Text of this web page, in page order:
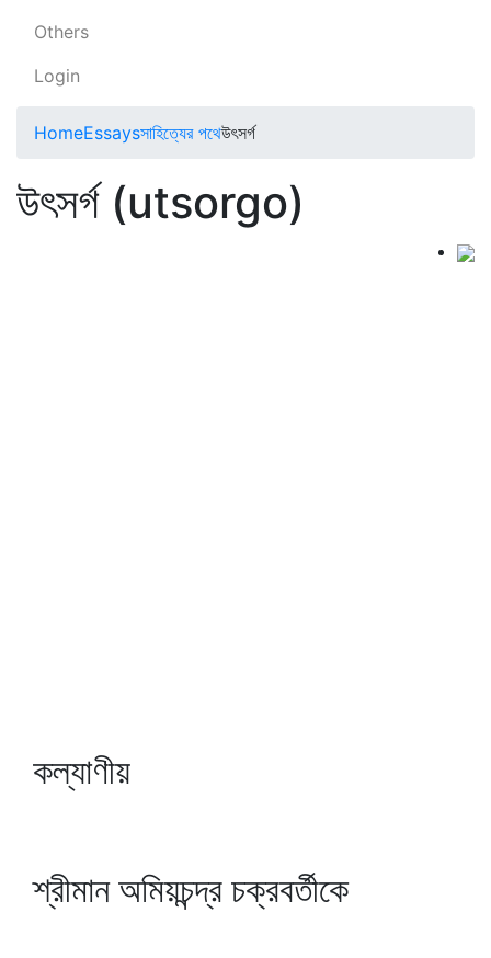
Others
Login
HomeEssaysসাহিত্যের পথেউৎসর্গ
উৎসর্গ (utsorgo)
কল্যাণীয়
শ্রীমান অমিয়চন্দ্র চক্রবর্তীকে